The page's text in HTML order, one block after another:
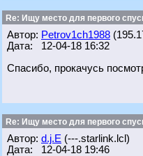
Re: Ищу место для первого
Автор: Petrov1ch1988
Дата: 12-04-18 16:32
Спасибо, прокачусь
Re: Ищу место для первого
Автор: d.j.E (---.starlink.lcl)
Дата: 12-04-18 19:46